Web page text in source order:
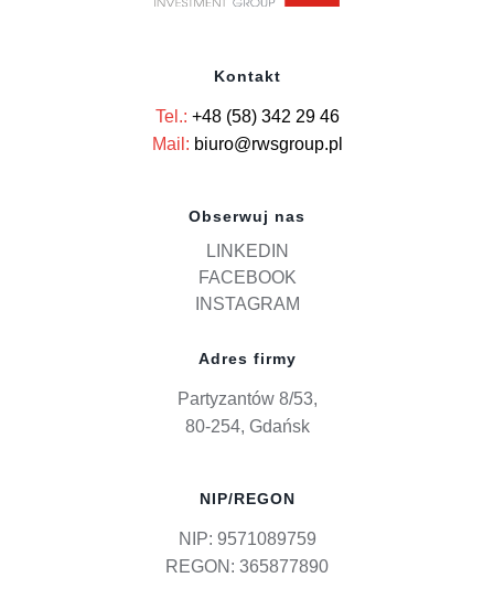
Kontakt
Tel.: +48 (58) 342 29 46
Mail: biuro@rwsgroup.pl
Obserwuj nas
LINKEDIN
FACEBOOK
INSTAGRAM
Adres firmy
Partyzantów 8/53,
80-254, Gdańsk
NIP/REGON
NIP: 9571089759
REGON: 365877890